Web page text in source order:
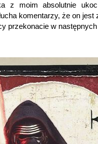
z moim absolutnie
komentarzy, że on jest
przekonacie w